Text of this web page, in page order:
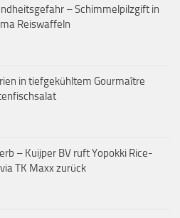
– Schimmelpilzgift in
Reiswaffeln
in tiefgekühltem Gourmaître
– Kuijper BV ruft Yopokki Rice-
TK Maxx zurück